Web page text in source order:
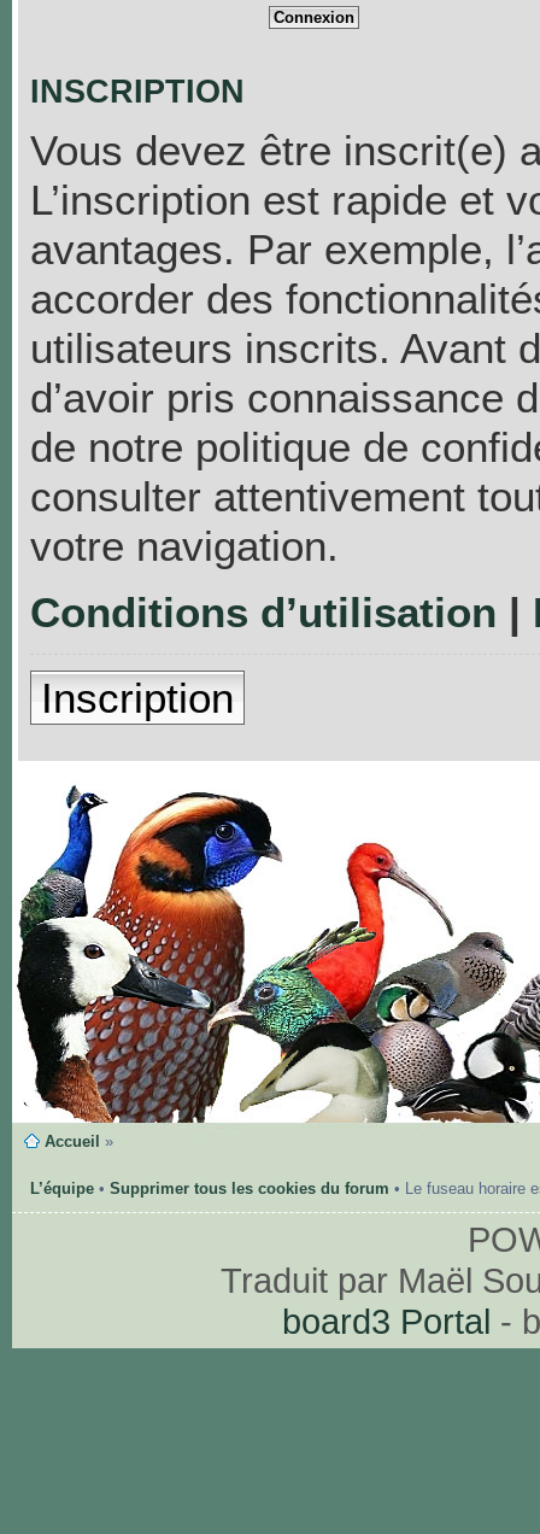
INSCRIPTION
Vous devez être inscrit(e)
L’inscription est rapide et
avantages. Par exemple,
accorder des
utilisateurs inscrits. Avant
d’avoir pris connaissance
de notre politique de
consulter attentivement
votre navigation.
Conditions d’utilisation |
Inscription
Accueil »
L’équipe• Supprimer tous les cookies du forum • Le fuseau horaire
Traduit par Maël
board3 Portal -